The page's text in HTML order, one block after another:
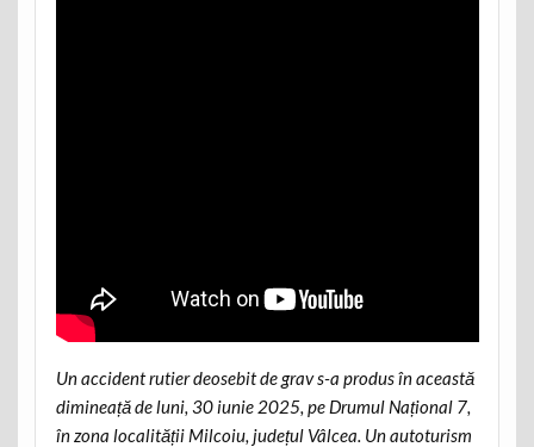
Un accident rutier deosebit de grav s-a produs în această
dimineață de luni, 30 iunie 2025, pe Drumul Național 7,
în zona localității Milcoiu, județul Vâlcea. Un autoturism